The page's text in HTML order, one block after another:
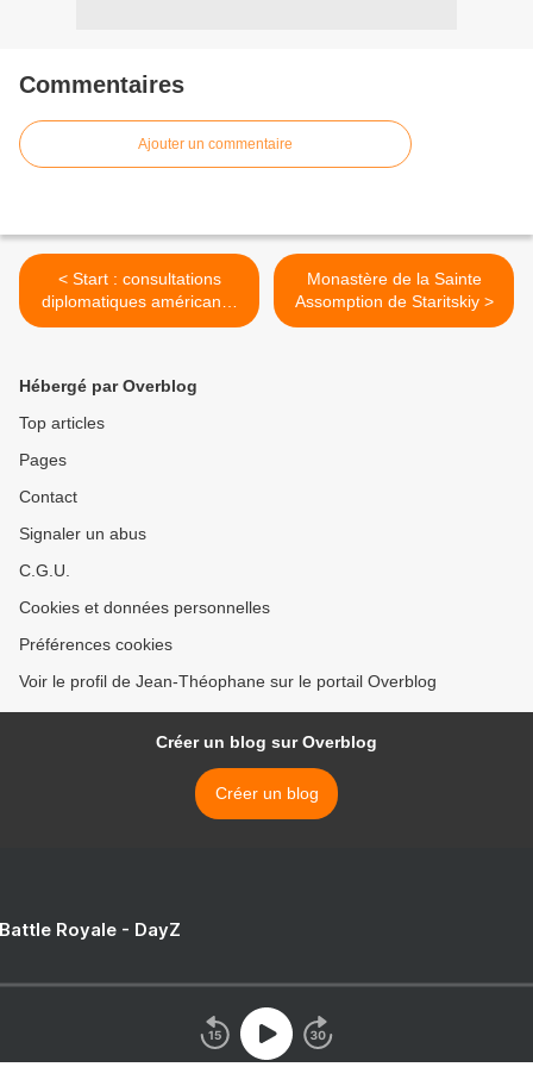
Commentaires
Ajouter un commentaire
< Start : consultations
diplomatiques américano-
russes à Moscou
Monastère de la Sainte
Assomption de Staritskiy >
Hébergé par Overblog
Top articles
Pages
Contact
Signaler un abus
C.G.U.
Cookies et données personnelles
Préférences cookies
Voir le profil de Jean-Théophane sur le portail Overblog
Créer un blog sur Overblog
Créer un blog
Royale - DayZ